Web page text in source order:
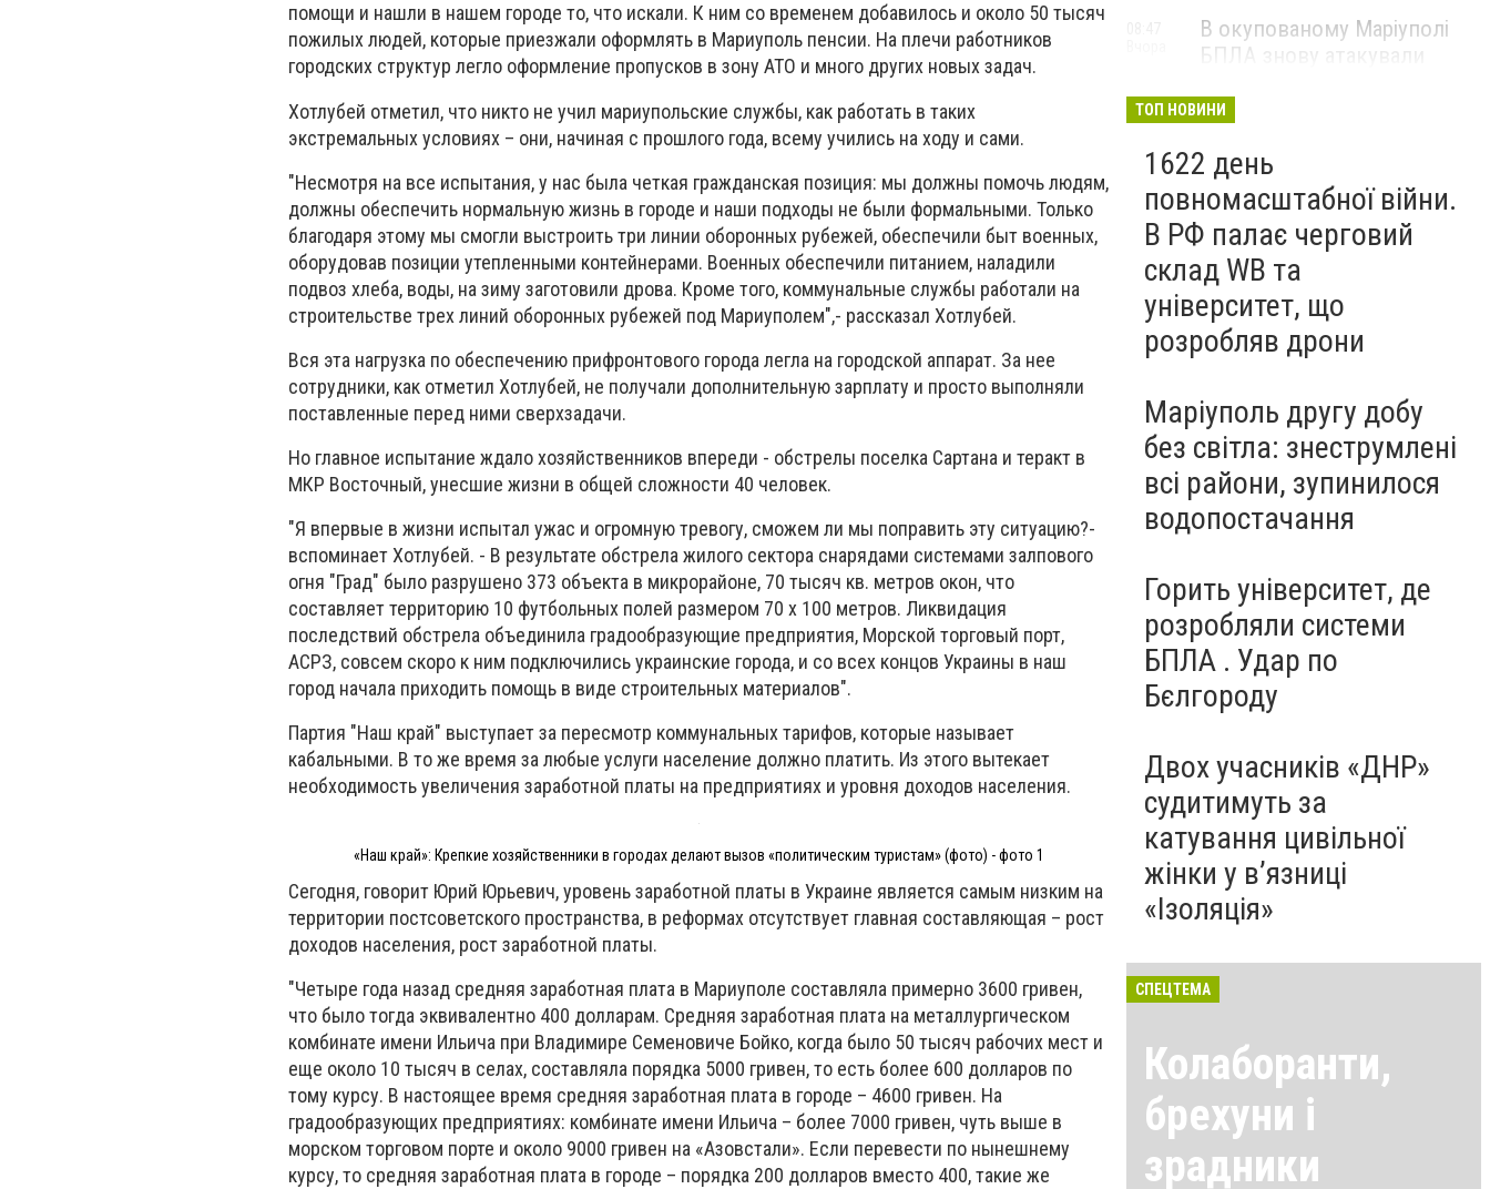
помощи и нашли в нашем городе то, что искали. К ним со временем добавилось и около 50 тысяч
пожилых людей, которые приезжали оформлять в Мариуполь пенсии. На плечи работников
городских структур легло оформление пропусков в зону АТО и много других новых задач.
Хотлубей отметил, что никто не учил мариупольские службы, как работать в таких
экстремальных условиях – они, начиная с прошлого года, всему учились на ходу и сами.
"Несмотря на все испытания, у нас была четкая гражданская позиция: мы должны помочь людям,
должны обеспечить нормальную жизнь в городе и наши подходы не были формальными. Только
благодаря этому мы смогли выстроить три линии оборонных рубежей, обеспечили быт военных,
оборудовав позиции утепленными контейнерами. Военных обеспечили питанием, наладили
подвоз хлеба, воды, на зиму заготовили дрова. Кроме того, коммунальные службы работали на
строительстве трех линий оборонных рубежей под Мариуполем",- рассказал Хотлубей.
Вся эта нагрузка по обеспечению прифронтового города легла на городской аппарат. За нее
сотрудники, как отметил Хотлубей, не получали дополнительную зарплату и просто выполняли
поставленные перед ними сверхзадачи.
Но главное испытание ждало хозяйственников впереди - обстрелы поселка Сартана и теракт в
МКР Восточный, унесшие жизни в общей сложности 40 человек.
"Я впервые в жизни испытал ужас и огромную тревогу, сможем ли мы поправить эту ситуацию?-
вспоминает Хотлубей. - В результате обстрела жилого сектора снарядами системами залпового
огня "Град" было разрушено 373 объекта в микрорайоне, 70 тысяч кв. метров окон, что
составляет территорию 10 футбольных полей размером 70 х 100 метров. Ликвидация
последствий обстрела объединила градообразующие предприятия, Морской торговый порт,
АСРЗ, совсем скоро к ним подключились украинские города, и со всех концов Украины в наш
город начала приходить помощь в виде строительных материалов".
Партия "Наш край" выступает за пересмотр коммунальных тарифов, которые называет
кабальными. В то же время за любые услуги население должно платить. Из этого вытекает
необходимость увеличения заработной платы на предприятиях и уровня доходов населения.
«Наш край»: Крепкие хозяйственники в городах делают вызов «политическим туристам» (фото) - фото 1
Сегодня, говорит Юрий Юрьевич, уровень заработной платы в Украине является самым низким на
территории постсоветского пространства, в реформах отсутствует главная составляющая – рост
доходов населения, рост заработной платы.
"Четыре года назад средняя заработная плата в Мариуполе составляла примерно 3600 гривен,
что было тогда эквивалентно 400 долларам. Средняя заработная плата на металлургическом
комбинате имени Ильича при Владимире Семеновиче Бойко, когда было 50 тысяч рабочих мест и
еще около 10 тысяч в селах, составляла порядка 5000 гривен, то есть более 600 долларов по
тому курсу. В настоящее время средняя заработная плата в городе – 4600 гривен. На
градообразующих предприятиях: комбинате имени Ильича – более 7000 гривен, чуть выше в
морском торговом порте и около 9000 гривен на «Азовстали». Если перевести по нынешнему
курсу, то средняя заработная плата в городе – порядка 200 долларов вместо 400, такие же
В окупованому Маріуполі
БПЛА знову атакували
— ВІДЕО
ТОП НОВИНИ
1622 день
повномасштабної війни.
В РФ палає черговий
склад WB та
університет, що
розробляв дрони
Маріуполь другу добу
без світла: знеструмлені
всі райони, зупинилося
водопостачання
Горить університет, де
розробляли системи
БПЛА . Удар по
Бєлгороду
Двох учасників «ДНР»
судитимуть за
катування цивільної
жінки у в’язниці
«Ізоляція»
СПЕЦТЕМА
Колаборанти,
брехуни і
зрадники